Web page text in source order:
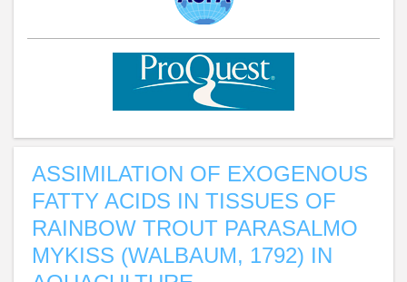
ASSIMILATION OF EXOGENOUS
FATTY ACIDS IN TISSUES OF
RAINBOW TROUT PARASALMO
MYKISS (WALBAUM, 1792) IN